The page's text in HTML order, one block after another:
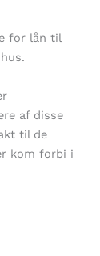
for lån til
af disse
til de
kom forbi i